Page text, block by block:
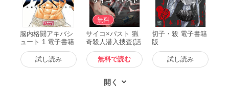
脳内格闘アキバシ
ュート 1 電子書籍
試し読み
無料
サイコ×パスト 猟
奇殺人潜入捜査(話
売り) #1 電子書籍
版
無料で読む
切子・殺 電子書籍
版
試し読み